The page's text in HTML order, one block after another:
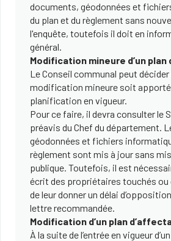
documents, géodonnées et
du plan et du règlement sans
l'enquête, toutefois il doit en
général.
Modification mineure d’un
Le Conseil communal peut décider
modification mineure soit
planification en vigueur.
Pour ce faire, il devra consulter le
préavis du Chef du département.
géodonnées et fichiers
règlement sont mis à jour sans
publique. Toutefois, il est
écrit des propriétaires touchés ou
de leur donner un délai
lettre recommandée.
Modification d’un plan
À la suite de l’entrée en vigueur